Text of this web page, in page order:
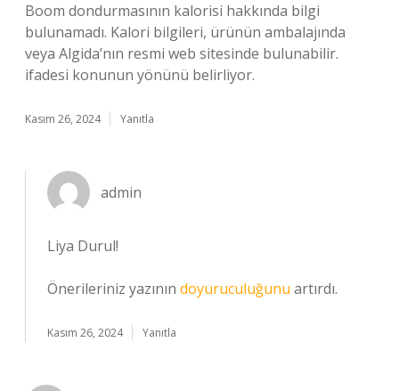
Boom dondurmasının kalorisi hakkında bilgi
bulunamadı. Kalori bilgileri, ürünün ambalajında
veya Algida’nın resmi web sitesinde bulunabilir.
ifadesi konunun yönünü belirliyor.
Kasım 26, 2024 Yanıtla
admin
Liya Durul!
Önerileriniz yazının doyuruculuğunu artırdı.
Kasım 26, 2024 Yanıtla